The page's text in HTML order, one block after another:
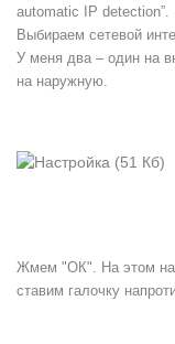
automatic IP detection”.
Выбираем сетевой
У меня два – один на
на наружную.
Жмем "ОК". На этом
ставим галочку